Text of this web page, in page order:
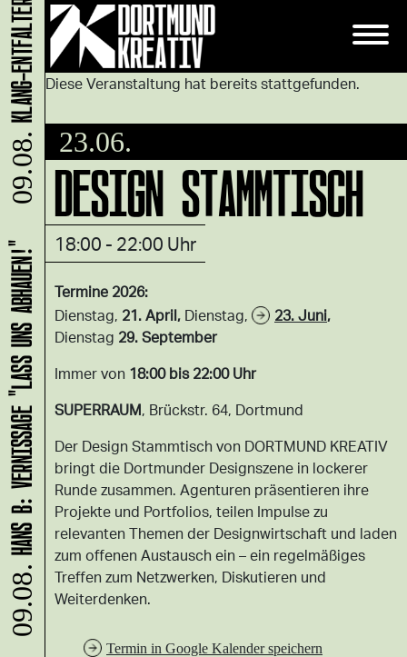
Diese Veranstaltung hat bereits stattgefunden.
23.06.
DESIGN STAMMTISCH
18:00 - 22:00 Uhr
Termine 2026:
Dienstag, 21. April, Dienstag, 23. Juni,
Dienstag 29. September
Immer von 18:00 bis 22:00 Uhr
SUPERRAUM, Brückstr. 64, Dortmund
Der Design Stammtisch von DORTMUND KREATIV
bringt die Dortmunder Designszene in lockerer
Runde zusammen. Agenturen präsentieren ihre
Projekte und Portfolios, teilen Impulse zu
relevanten Themen der Designwirtschaft und laden
zum offenen Austausch ein – ein regelmäßiges
Treffen zum Netzwerken, Diskutieren und
Weiterdenken.
Termin in Google Kalender speichern
09.08.
HANS B: VERNISSAGE "LASS UNS ABHAUEN!"
09.08.